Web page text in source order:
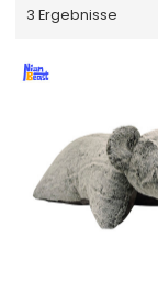
3 Ergebnisse